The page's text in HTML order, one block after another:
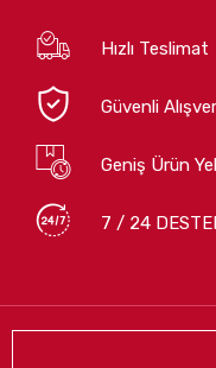
Hızlı Teslimat
Güvenli
Geniş Ürün
7 / 24